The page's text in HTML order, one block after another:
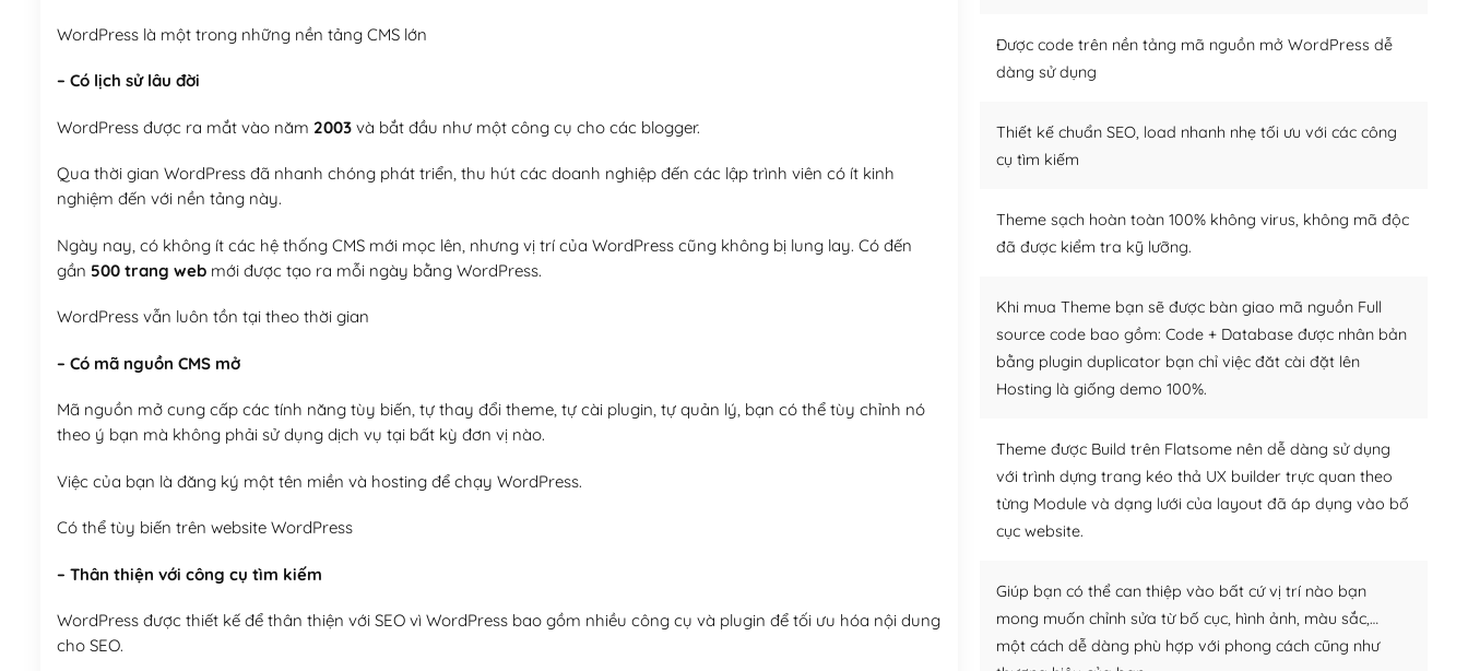
WordPress là một trong những nền tảng CMS lớn
– Có lịch sử lâu đời
WordPress được ra mắt vào năm 2003và bắt đầu như một công cụ cho các blogger.
Qua thời gian WordPress đã nhanh chóng phát triển, thu hút các doanh nghiệp đến các lập trình viên có ít kinh
nghiệm đến với nền tảng này.
Ngày nay, có không ít các hệ thống CMS mới mọc lên, nhưng vị trí của WordPress cũng không bị lung lay. Có đến
gần 500 trang webmới được tạo ra mỗi ngày bằng WordPress.
WordPress vẫn luôn tồn tại theo thời gian
– Có mã nguồn CMS mở
Mã nguồn mở cung cấp các tính năng tùy biến, tự thay đổi theme, tự cài plugin, tự quản lý, bạn có thể tùy chỉnh nó
theo ý bạn mà không phải sử dụng dịch vụ tại bất kỳ đơn vị nào.
Việc của bạn là đăng ký một tên miền và hosting để chạy WordPress.
Có thể tùy biến trên website WordPress
– Thân thiện với công cụ tìm kiếm
WordPress được thiết kế để thân thiện với SEO vì WordPress bao gồm nhiều công cụ và plugin để tối ưu hóa nội dung
cho SEO.
Được code trên nền tảng mã nguồn mở WordPress dễ
dàng sử dụng
Thiết kế chuẩn SEO, load nhanh nhẹ tối ưu với các công
cụ tìm kiếm
Theme sạch hoàn toàn 100% không virus, không mã độc
đã được kiểm tra kỹ lưỡng.
Khi mua Theme bạn sẽ được bàn giao mã nguồn Full
source code bao gồm: Code + Database được nhân bản
bằng plugin duplicator bạn chỉ việc đăt cài đặt lên
Hosting là giống demo 100%.
Theme được Build trên Flatsome nên dễ dàng sử dụng
với trình dựng trang kéo thả UX builder trực quan theo
từng Module và dạng lưới của layout đã áp dụng vào bố
cục website.
Giúp bạn có thể can thiệp vào bất cứ vị trí nào bạn
mong muốn chỉnh sửa từ bố cục, hình ảnh, màu sắc,…
một cách dễ dàng phù hợp với phong cách cũng như